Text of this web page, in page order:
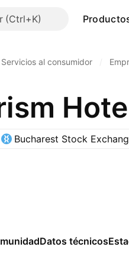
Servicios al consumidor
Bucharest Stock
Datos técnicos